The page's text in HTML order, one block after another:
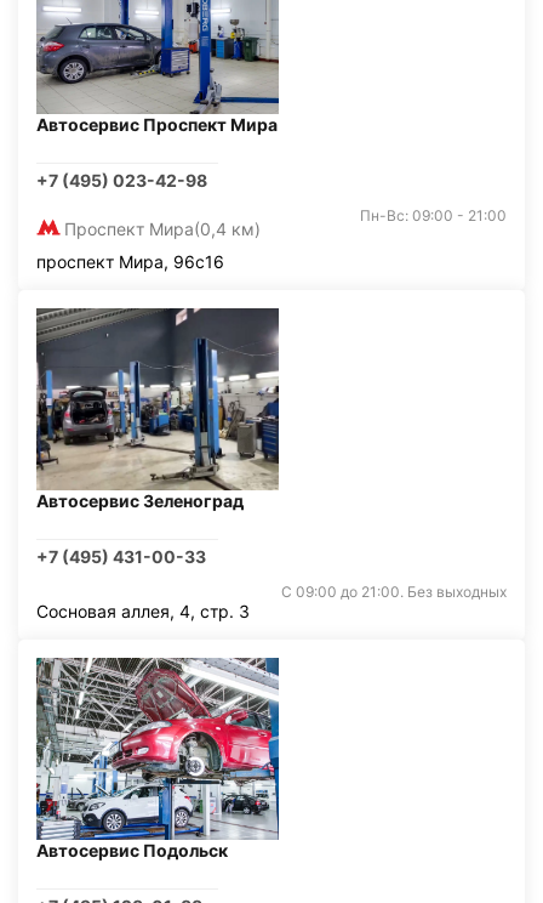
Автосервис Проспект Мира
+7 (495) 023-42-98
Проспект Мира(0,4 км)
Пн-Вс: 09:00 - 21:00
проспект Мира, 96с16
Автосервис Зеленоград
+7 (495) 431-00-33
С 09:00 до 21:00. Без выходных
Сосновая аллея, 4, стр. 3
Автосервис Подольск